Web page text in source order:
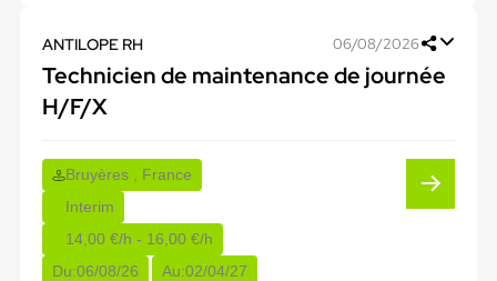
ANTILOPE RH 06/08/2026
Technicien de maintenance de journée
H/F/X
Bruyères , France
Interim
14,00 €/h - 16,00 €/h
Du:06/08/26 Au:02/04/27